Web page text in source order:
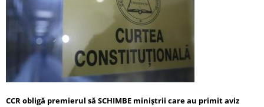
CCR obligă premierul să SCHIMBE miniștrii care au primit aviz